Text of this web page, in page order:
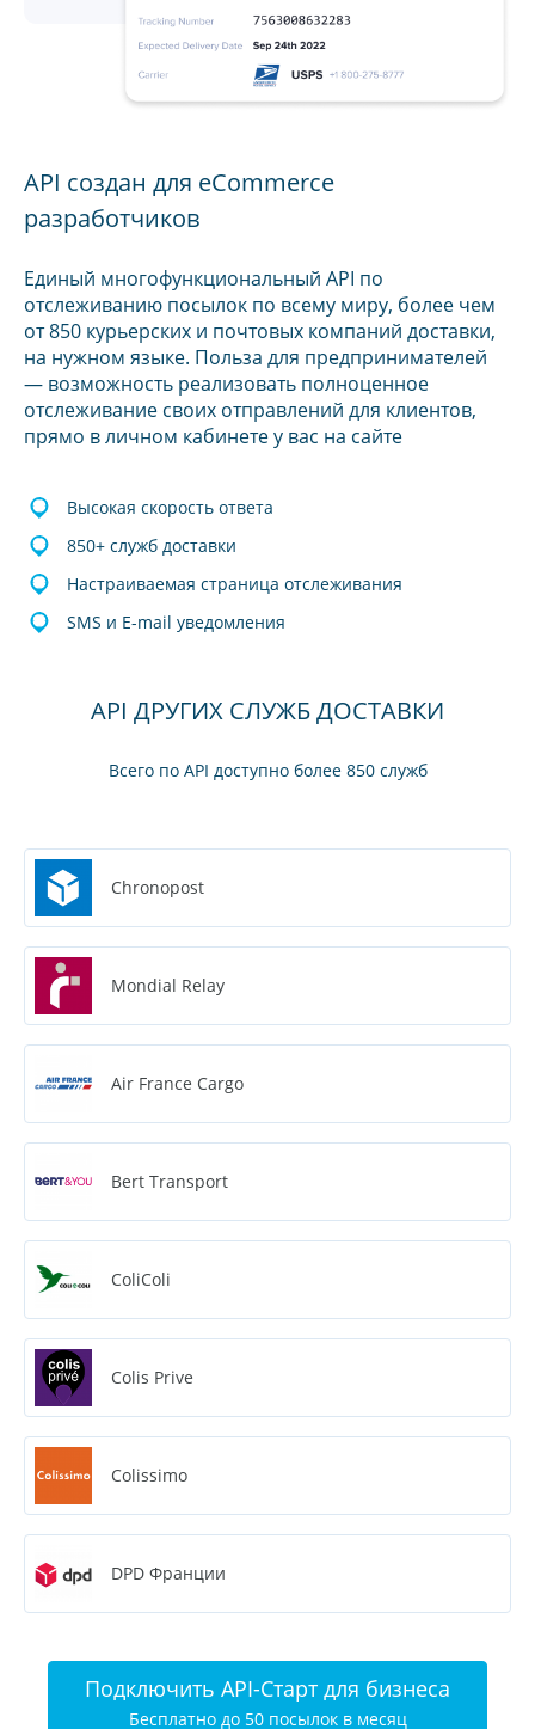
API создан для eCommerce
разработчиков
Единый многофункциональный API по
отслеживанию посылок по всему миру, более чем
от 850 курьерских и почтовых компаний доставки,
на нужном языке. Польза для предпринимателей
— возможность реализовать полноценное
отслеживание своих отправлений для клиентов,
прямо в личном кабинете у вас на сайте
Высокая скорость ответа
850+ служб доставки
Настраиваемая страница отслеживания
SMS и E-mail уведомления
API ДРУГИХ СЛУЖБ ДОСТАВКИ
Всего по API доступно более 850 служб
Chronopost
Mondial Relay
Air France Cargo
Bert Transport
ColiColi
Colis Prive
Colissimo
DPD Франции
Подключить API-Старт для бизнеса
Бесплатно до 50 посылок в месяц